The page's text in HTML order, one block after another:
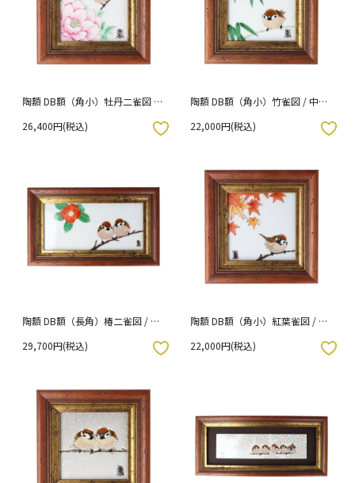
陶額 DB額（角小）牡丹二雀図 /
26,400円(税込)
陶額 DB額（角小）竹雀図 / 中村
22,000円(税込)
お気に入りボタン
陶額 DB額（長角）椿二雀図 / 中
29,700円(税込)
陶額 DB額（角小）紅葉雀図 / 中
22,000円(税込)
お気に入りボタン